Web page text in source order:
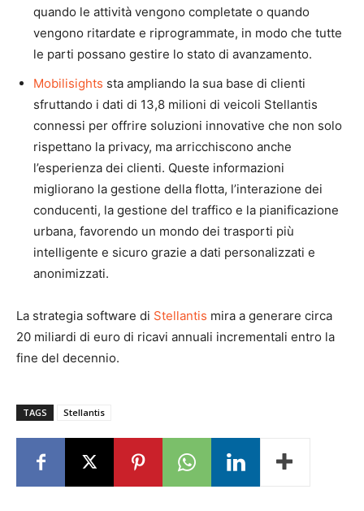
quando le attività vengono completate o quando
vengono ritardate e riprogrammate, in modo che tutte
le parti possano gestire lo stato di avanzamento.
Mobilisights sta ampliando la sua base di clienti
sfruttando i dati di 13,8 milioni di veicoli Stellantis
connessi per offrire soluzioni innovative che non solo
rispettano la privacy, ma arricchiscono anche
l’esperienza dei clienti. Queste informazioni
migliorano la gestione della flotta, l’interazione dei
conducenti, la gestione del traffico e la pianificazione
urbana, favorendo un mondo dei trasporti più
intelligente e sicuro grazie a dati personalizzati e
anonimizzati.
La strategia software di Stellantis mira a generare circa
20 miliardi di euro di ricavi annuali incrementali entro la
fine del decennio.
TAGS Stellantis